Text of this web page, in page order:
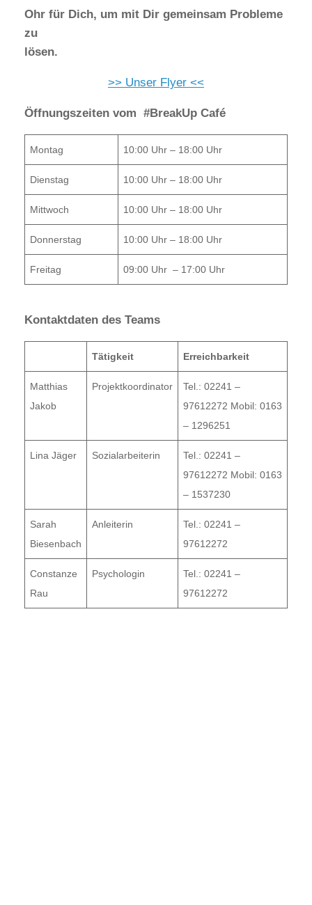
Ohr für Dich, um mit Dir gemeinsam Probleme
zu
lösen.
>> Unser Flyer <<
Öffnungszeiten vom #BreakUp Café
Montag 10:00 Uhr – 18:00 Uhr
Dienstag 10:00 Uhr – 18:00 Uhr
Mittwoch 10:00 Uhr – 18:00 Uhr
Donnerstag 10:00 Uhr – 18:00 Uhr
Freitag 09:00 Uhr – 17:00 Uhr
Kontaktdaten des Teams
Tätigkeit Erreichbarkeit
Matthias
Jakob
Projektkoordinator
Tel.: 02241 –
97612272 Mobil: 0163
– 1296251
Lina Jäger Sozialarbeiterin
Tel.: 02241 –
97612272 Mobil: 0163
– 1537230
Sarah
Biesenbach
Anleiterin
Tel.: 02241 –
97612272
Constanze
Rau
Psychologin
Tel.: 02241 –
97612272